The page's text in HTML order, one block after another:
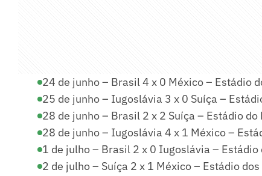
24 de junho – Brasil 4 x 0 México – Estádio
25 de junho – Iugoslávia 3 x 0 Suíça –
28 de junho – Brasil 2 x 2 Suíça – Estádio do
28 de junho – Iugoslávia 4 x 1 México –
1 de julho – Brasil 2 x 0 Iugoslávia –
2 de julho – Suíça 2 x 1 México – Estádio